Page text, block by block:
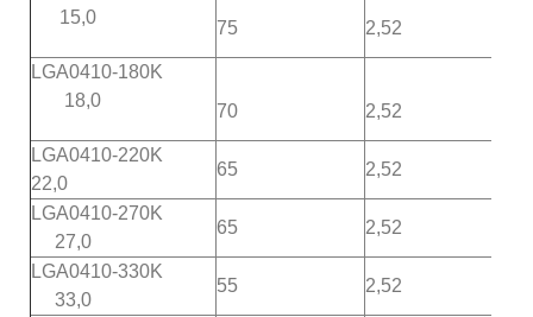
15,0
75 2,52
LGA0410-180K
18,0
70 2,52
LGA0410-220K
22,0
65 2,52
LGA0410-270K
27,0
65 2,52
LGA0410-330K
33,0
55 2,52